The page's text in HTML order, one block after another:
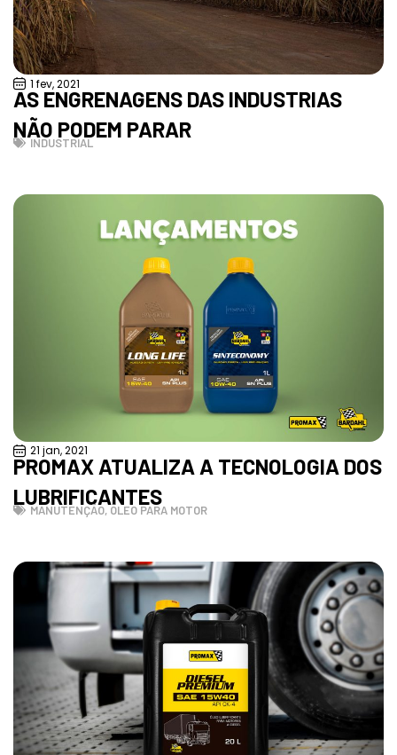
1 fev, 2021
AS ENGRENAGENS DAS INDUSTRIAS
NÃO PODEM PARAR
INDUSTRIAL
21 jan, 2021
PROMAX ATUALIZA A TECNOLOGIA DOS
LUBRIFICANTES
MANUTENÇÃO, ÓLEO PARA MOTOR